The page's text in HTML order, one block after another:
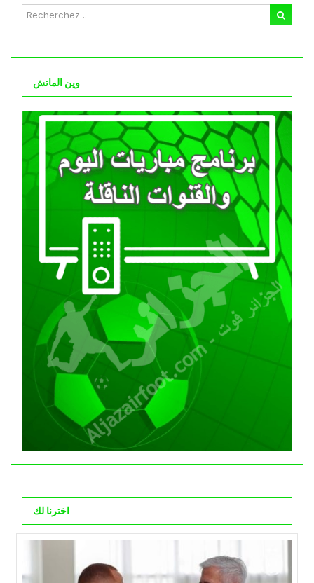
وين الماتش
اخترنا لك